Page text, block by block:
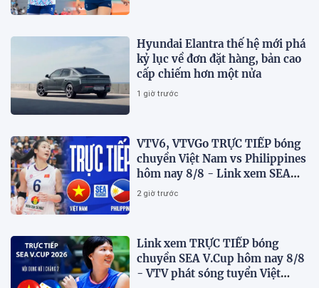
Hyundai Elantra thế hệ mới phá
kỷ lục về đơn đặt hàng, bản cao
cấp chiếm hơn một nửa
1 giờ trước
VTV6, VTVGo TRỰC TIẾP bóng
chuyền Việt Nam vs Philippines
hôm nay 8/8 - Link xem SEA
V.Cup 2026 mới nhất
2 giờ trước
Link xem TRỰC TIẾP bóng
chuyền SEA V.Cup hôm nay 8/8
- VTV phát sóng tuyển Việt